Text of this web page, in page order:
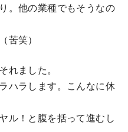
。他の業種でもそうなの
苦笑）
れました。
ハラします。こんなに休
ル！と腹を括って進むし